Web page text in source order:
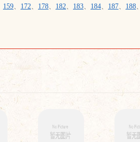
159、 172、 178、 182、 183、 184、 187、 188、